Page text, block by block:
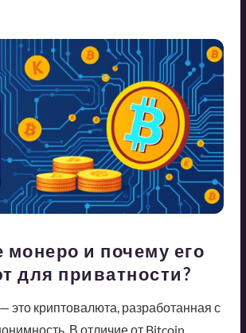
монеро и почему его
для приватности?
это криптовалюта, разработанная с
В отличие от Bitcoin,